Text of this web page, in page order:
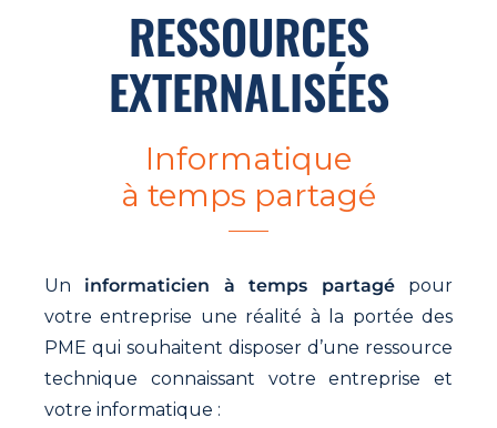
RESSOURCES
EXTERNALISÉES
Informatique
à temps partagé
Un informaticien à temps partagépour
votre entreprise une réalité à la portée des
PME qui souhaitent disposer d’une ressource
technique connaissant votre entreprise et
votre informatique :